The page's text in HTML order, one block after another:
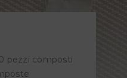
pezzi composti